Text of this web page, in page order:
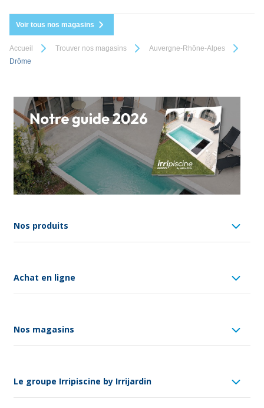
Voir tous nos magasins
Accueil Trouver nos magasins
Auvergne-Rhône-Alpes
Drôme
Nos produits
Achat en ligne
Nos magasins
Le groupe Irripiscine by Irrijardin